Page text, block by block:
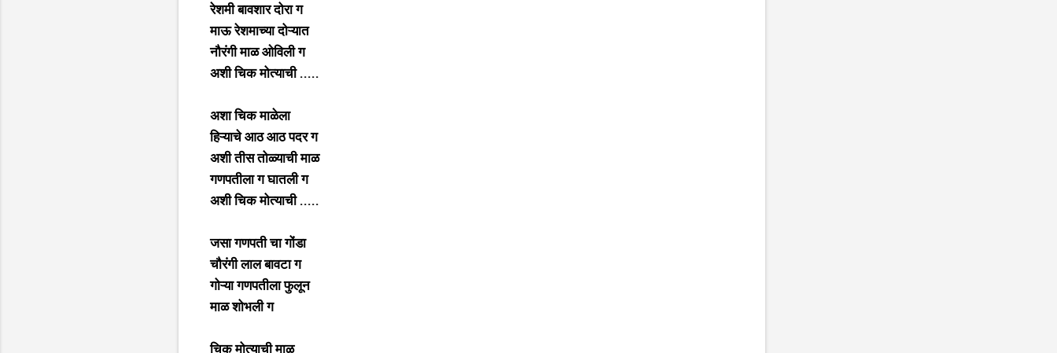
रेशमी बावशार दोरा ग
माऊ रेशमाच्या दोऱ्यात
नौरंगी माळ ओविली ग
अशी चिक मोत्याची .....
अशा चिक माळेला
हिऱ्याचे आठ आठ पदर ग
अशी तीस तोळ्याची माळ
गणपतीला ग घातली ग
अशी चिक मोत्याची .....
जसा गणपती चा गोंडा
चौरंगी लाल बावटा ग
गोऱ्या गणपतीला फुलून
माळ शोभली ग
चिक मोत्याची माळ